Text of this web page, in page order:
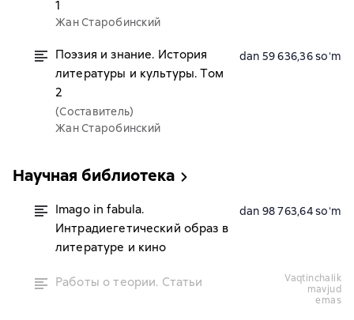
1
Жан Старобинский
Поэзия и знание. История
литературы и культуры. Том
2
(Составитель)
Жан Старобинский
dan 59 636,36 soʻm
Научная библиотека
Imago in fabula.
Интрадиегетический образ в
литературе и кино
dan 98 763,64 soʻm
Работы о теории. Статьи
vaqtinchalik
mavjud
emas